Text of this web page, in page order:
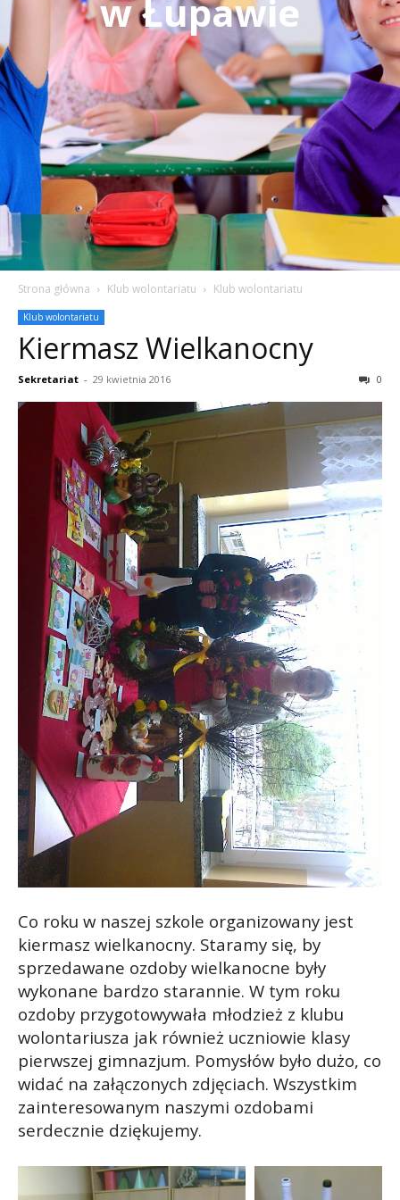
w Łupawie
Strona główna Klub wolontariatu Klub wolontariatu
Klub wolontariatu
Kiermasz Wielkanocny
Sekretariat - 29 kwietnia 2016 0
Co roku w naszej szkole organizowany jest
kiermasz wielkanocny. Staramy się, by
sprzedawane ozdoby wielkanocne były
wykonane bardzo starannie. W tym roku
ozdoby przygotowywała młodzież z klubu
wolontariusza jak również uczniowie klasy
pierwszej gimnazjum. Pomysłów było dużo, co
widać na załączonych zdjęciach. Wszystkim
zainteresowanym naszymi ozdobami
serdecznie dziękujemy.